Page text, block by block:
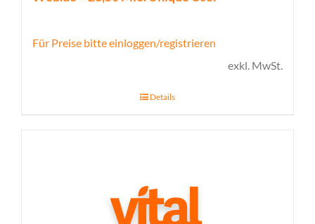
Für Preise bitte einloggen/registrieren
exkl. MwSt.
Details